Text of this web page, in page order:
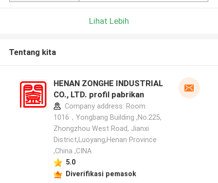
Lihat Lebih
Tentang kita
HENAN ZONGHE INDUSTRIAL
CO., LTD. profil pabrikan
Company address: Room
1016，Yongbang Building ,No.225,
Zhongzhou West Road, Jianxi
District,Luoyang,Henan Province
,China ,CINA
5.0
Diverifikasi pemasok